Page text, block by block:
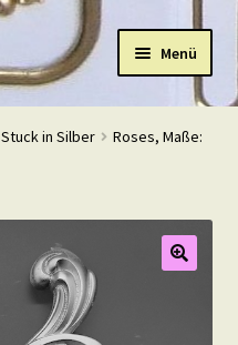
Menü
Stuck in Silber
Roses, Maße: